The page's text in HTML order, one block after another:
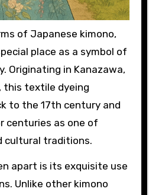
of Japanese kimono,
place as a symbol of
Originating in Kanazawa,
this textile dyeing
to the 17th century and
centuries as one of
cultural traditions.
apart is its exquisite use
Unlike other kimono